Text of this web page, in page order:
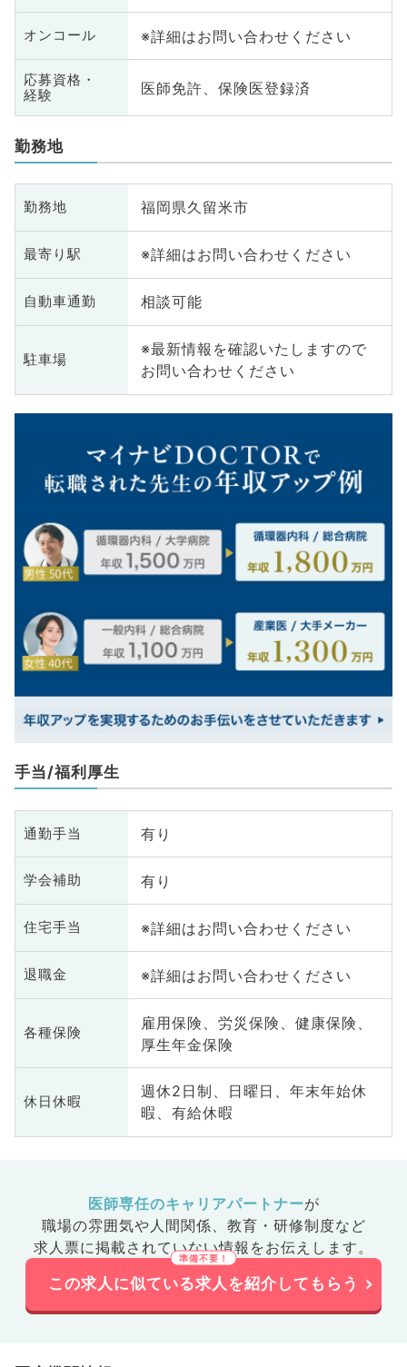
オンコール ※詳細はお問い合わせください
応募資格・
経験
医師免許、保険医登録済
勤務地
勤務地 福岡県久留米市
最寄り駅 ※詳細はお問い合わせください
自動車通勤 相談可能
駐車場
※最新情報を確認いたしますので
お問い合わせください
手当/福利厚生
通勤手当 有り
学会補助 有り
住宅手当 ※詳細はお問い合わせください
退職金 ※詳細はお問い合わせください
各種保険
雇用保険、労災保険、健康保険、
厚生年金保険
休日休暇
週休2日制、日曜日、年末年始休
暇、有給休暇
医師専任のキャリアパートナーが
職場の雰囲気や人間関係、 教育・研修制度など
求人票に掲載されていない情報をお伝えします。
この求人に似ている求人を紹介してもらう